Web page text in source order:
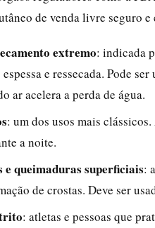
de venda livre seguro e
extremo: indicada
e ressecada. Pode
ar acelera a perda de água.
: um dos usos mais
a noite.
e queimaduras superficiais:
de crostas. Deve ser
: atletas e pessoas que